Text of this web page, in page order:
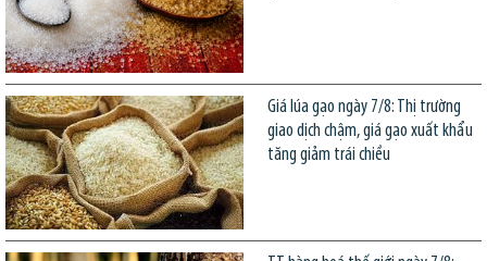
Giá lúa gạo ngày 7/8: Thị trường
giao dịch chậm, giá gạo xuất khẩu
tăng giảm trái chiều